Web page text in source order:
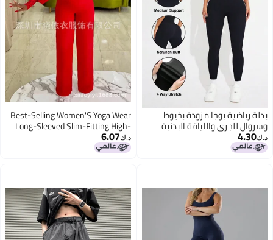
Best-Selling Women'S Yoga Wear
Long-Sleeved Slim-Fitting High-
Waisted Lace Jumpsuit
د.ك‏ 6.07